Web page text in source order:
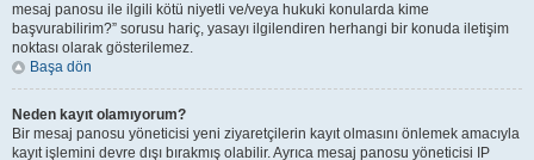
mesaj panosu ile ilgili kötü niyetli ve/veya hukuki konularda kime
başvurabilirim?” sorusu hariç, yasayı ilgilendiren herhangi bir konuda iletişim
noktası olarak gösterilemez.
Başa dön
Neden kayıt olamıyorum?
Bir mesaj panosu yöneticisi yeni ziyaretçilerin kayıt olmasını önlemek amacıyla
kayıt işlemini devre dışı bırakmış olabilir. Ayrıca mesaj panosu yöneticisi IP